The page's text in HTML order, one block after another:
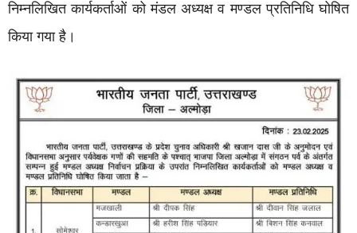
निम्नलिखित कार्यकर्ताओं को मंडल अध्यक्ष व मण्डल प्रतिनिधि घोषित
किया गया है।